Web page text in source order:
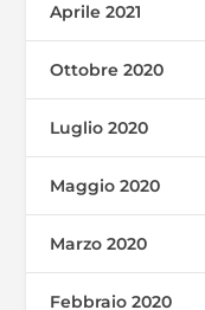
Aprile 2021
Ottobre 2020
Luglio 2020
Maggio 2020
Marzo 2020
Febbraio 2020